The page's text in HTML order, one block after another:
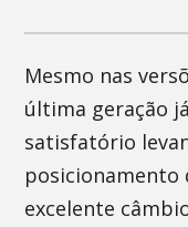
Mesmo nas
última geração
satisfatório
posicionamento
excelente